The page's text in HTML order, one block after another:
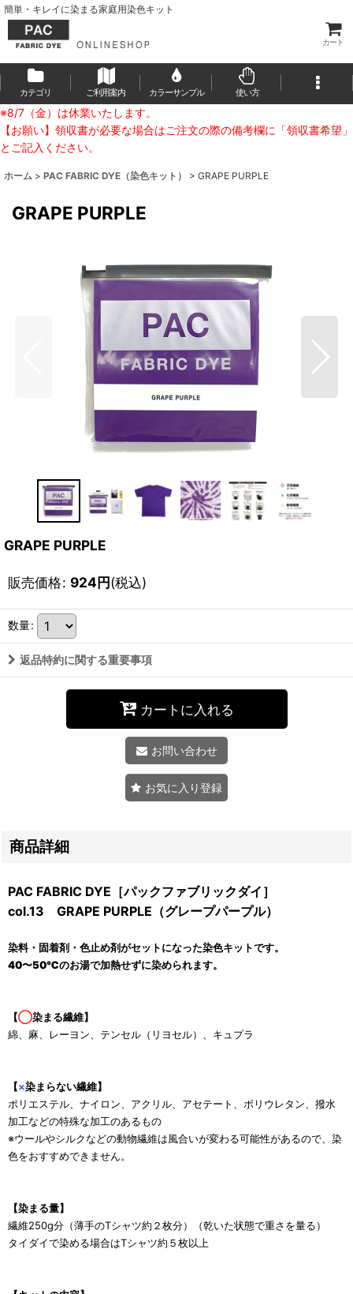
簡単・キレイに染まる家庭用染色キット
カート
カテゴリ ご利用案内 カラーサンプル 使い方
※8/7（金）は休業いたします。
【お願い】領収書が必要な場合はご注文の際の備考欄に「領収書希望」
とご記入ください。
ホーム > PAC FABRIC DYE（染色キット） > GRAPE PURPLE
GRAPE PURPLE
GRAPE PURPLE
販売価格: 924円(税込)
数量:
返品特約に関する重要事項
カートに入れる
お問い合わせ
お気に入り登録
商品詳細
PAC FABRIC DYE［パックファブリックダイ］
col.13 GRAPE PURPLE（グレープパープル）
染料・固着剤・色止め剤がセットになった染色キットです。
40〜50℃のお湯で加熱せずに染められます。
【◯染まる繊維】
綿、麻、レーヨン、テンセル（リヨセル）、キュプラ
【×染まらない繊維】
ポリエステル、ナイロン、アクリル、アセテート、ポリウレタン、撥水
加工などの特殊な加工のあるもの
※ウールやシルクなどの動物繊維は風合いが変わる可能性があるので、染
色をおすすめできません。
【染まる量】
繊維250g分（薄手のTシャツ約２枚分）（乾いた状態で重さを量る）
タイダイで染める場合はTシャツ約５枚以上